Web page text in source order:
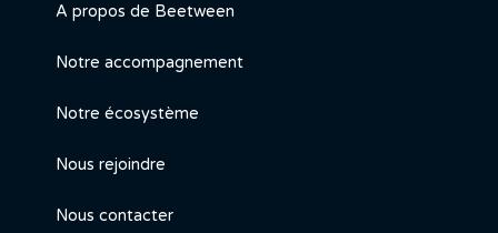
A propos de Beetween
Notre accompagnement
Notre écosystème
Nous rejoindre
Nous contacter